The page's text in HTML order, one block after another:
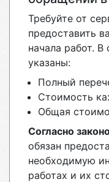
Требуйте от
предоставить
начала работ.
указаны:
Полный
Стоимость
Общая
Согласно
обязан
необходимую
работах и их